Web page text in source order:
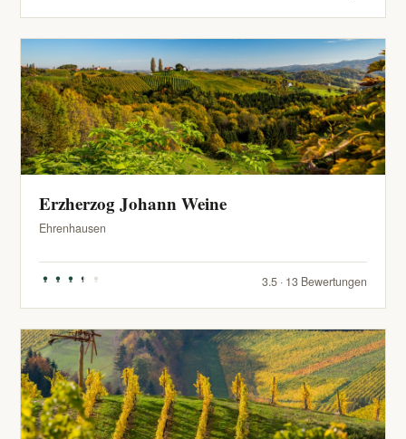
Erzherzog Johann Weine
Ehrenhausen
3.5 · 13 Bewertungen